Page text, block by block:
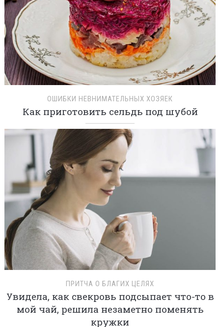
ОШИБКИ НЕВНИМАТЕЛЬНЫХ ХОЗЯЕК
Как приготовить сельдь под шубой
ПРИТЧА О БЛАГИХ ЦЕЛЯХ
Увидела, как свекровь подсыпает что-то в
мой чай, решила незаметно поменять
кружки